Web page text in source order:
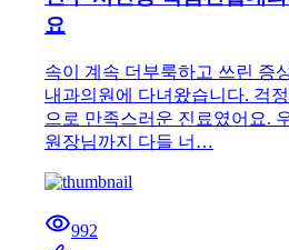
요
속이 계속 더부룩하고 쓰린 증
내과의원에 다녀왔습니다. 걱
으로 만족스러운 진료였어요.
원장님까지 다들 너…
992